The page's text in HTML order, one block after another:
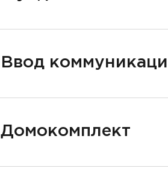
Ввод
Домокомплект